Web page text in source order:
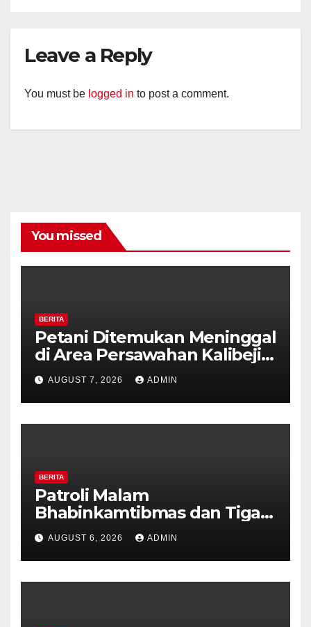
Leave a Reply
You must be logged in to post a comment.
You missed
BERITA
Petani Ditemukan Meninggal
di Area Persawahan Kalibeji,
Polisi Pastikan Tidak Ada
Tanda Kekerasan
AUGUST 7, 2026 ADMIN
BERITA
Patroli Malam
Bhabinkamtibmas dan Tiga
Pilar Kelurahan Ungaran
Perkuat Kamtibmas, Warga
Diajak Aktifkan Ronda
AUGUST 6, 2026 ADMIN